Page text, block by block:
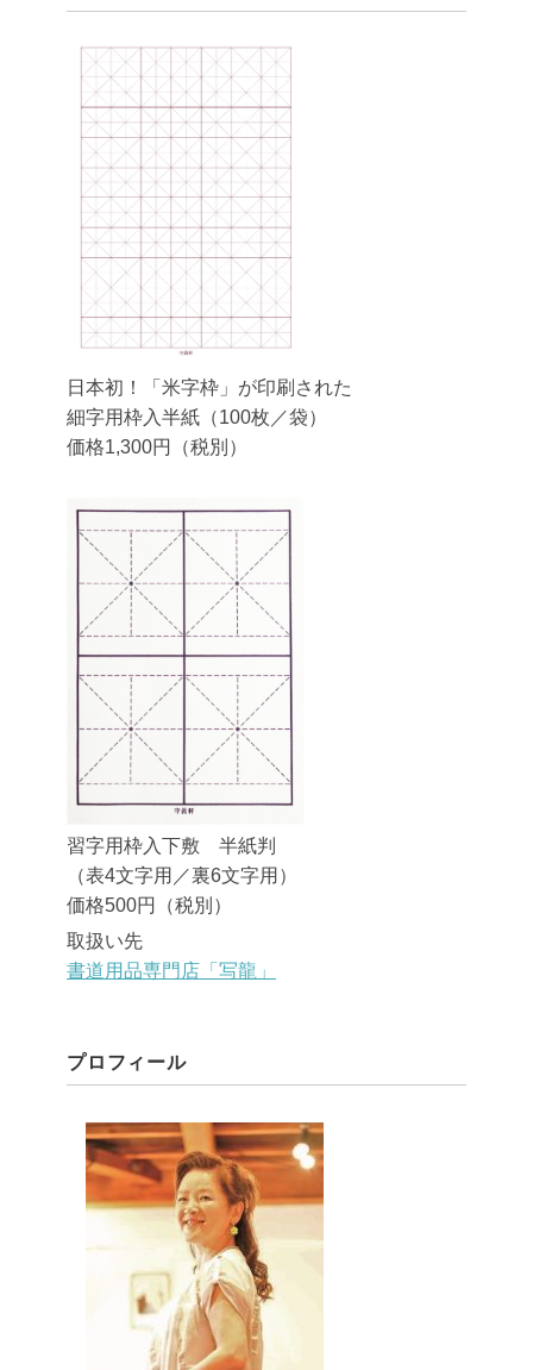
日本初！「米字枠」が印刷された
細字用枠入半紙（100枚／袋）
価格1,300円（税別）
習字用枠入下敷 半紙判
（表4文字用／裏6文字用）
価格500円（税別）
取扱い先
書道用品専門店「写龍」
プロフィール